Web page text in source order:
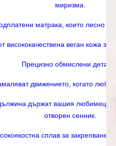
миризма.
матрака, които лесно се
висококачествена веган кожа за
Прецизно обмислени
движението, когато
държат вашия любимец
отворен сенник.
сплав за закрепване